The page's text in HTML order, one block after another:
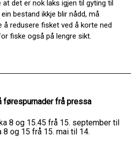
at det er nok laks igjen til gyting til
bestand ikkje blir nådd, må
å redusere fisket ved å korte ned
fiske også på lengre sikt.
førespurnader frå pressa
8 og 15.45 frå 15. september til
8 og 15 frå 15. mai til 14.